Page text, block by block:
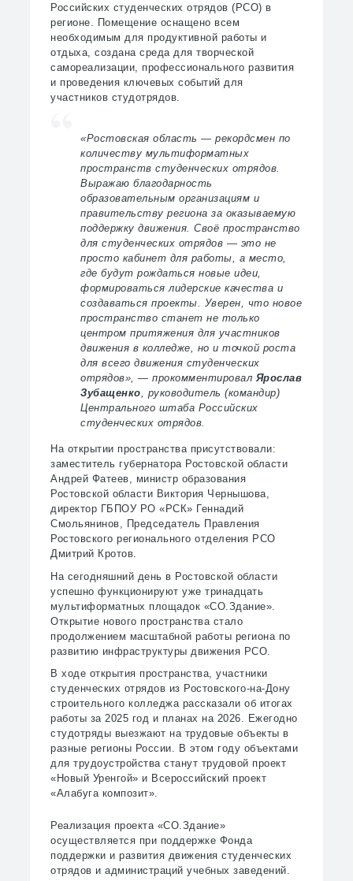
Российских студенческих отрядов (РСО) в
регионе. Помещение оснащено всем
необходимым для продуктивной работы и
отдыха, создана среда для творческой
самореализации, профессионального развития
и проведения ключевых событий для
участников студотрядов.
«Ростовская область — рекордсмен по
количеству мультиформатных
пространств студенческих отрядов.
Выражаю благодарность
образовательным организациям и
правительству региона за оказываемую
поддержку движения. Своё пространство
для студенческих отрядов — это не
просто кабинет для работы, а место,
где будут рождаться новые идеи,
формироваться лидерские качества и
создаваться проекты. Уверен, что новое
пространство станет не только
центром притяжения для участников
движения в колледже, но и точкой роста
для всего движения студенческих
отрядов», — прокомментировал Ярослав
Зубащенко , руководитель (командир)
Центрального штаба Российских
студенческих отрядов.
На открытии пространства присутствовали:
заместитель губернатора Ростовской области
Андрей Фатеев, министр образования
Ростовской области Виктория Чернышова,
директор ГБПОУ РО «РСК» Геннадий
Смольянинов, Председатель Правления
Ростовского регионального отделения РСО
Дмитрий Кротов.
На сегодняшний день в Ростовской области
успешно функционируют уже тринадцать
мультиформатных площадок «СО.Здание».
Открытие нового пространства стало
продолжением масштабной работы региона по
развитию инфраструктуры движения РСО.
В ходе открытия пространства, участники
студенческих отрядов из Ростовского-на-Дону
строительного колледжа рассказали об итогах
работы за 2025 год и планах на 2026. Ежегодно
студотряды выезжают на трудовые объекты в
разные регионы России. В этом году объектами
для трудоустройства станут трудовой проект
«Новый Уренгой» и Всероссийский проект
«Алабуга композит».
Реализация проекта «СО.Здание»
осуществляется при поддержке Фонда
поддержки и развития движения студенческих
отрядов и администраций учебных заведений.